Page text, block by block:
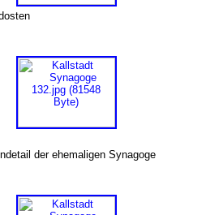
der ehemaligen Synagoge